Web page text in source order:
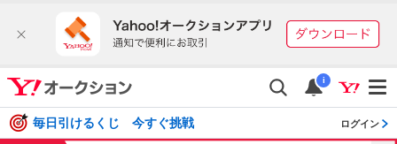
i
毎日引けるくじ 今すぐ挑戦 ログイン